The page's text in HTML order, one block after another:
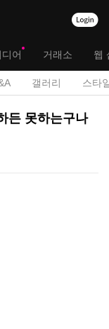
디어 거래소 웹
갤러리 스타
든 못하는구나